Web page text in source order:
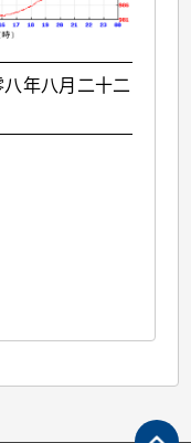
年八月二十二日录得